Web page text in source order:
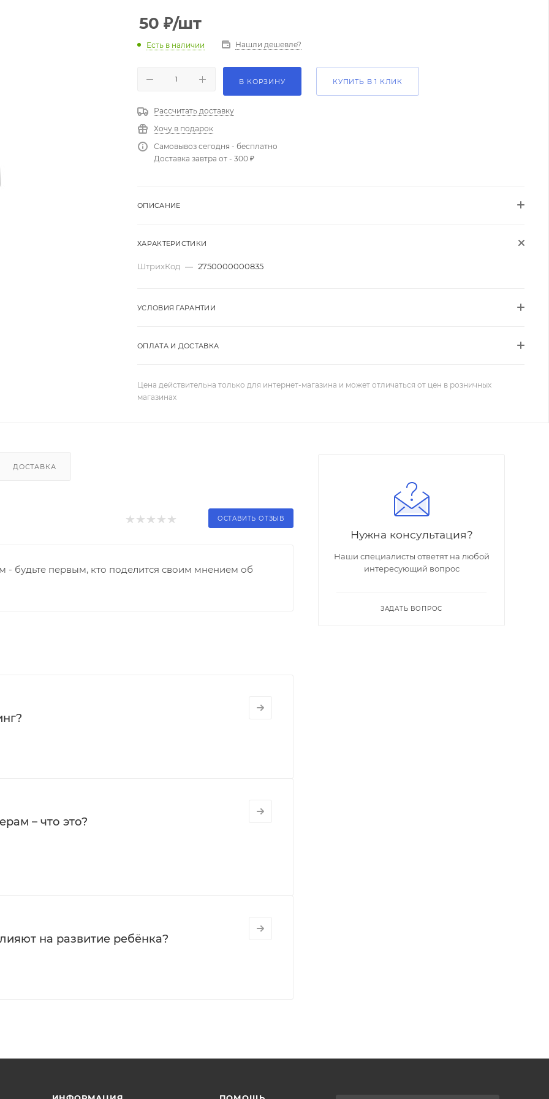
50 ₽/шт
Есть в наличии Нашли дешевле?
В КОРЗИНУ КУПИТЬ В 1 КЛИК
Рассчитать доставку
Хочу в подарок
Самовывоз сегодня - бесплатно
Доставка завтра от - 300 ₽
ОПИСАНИЕ
ХАРАКТЕРИСТИКИ
ШтрихКод — 2750000000835
УСЛОВИЯ ГАРАНТИИ
ОПЛАТА И ДОСТАВКА
Цена действительна только для интернет-магазина и может отличаться от цен в розничных
магазинах
ДОСТАВКА
ОСТАВИТЬ ОТЗЫВ
- будьте первым, кто поделится своим мнением об
– что это?
на развитие ребёнка?
Нужна консультация?
Наши специалисты ответят на любой
интересующий вопрос
ЗАДАТЬ ВОПРОС